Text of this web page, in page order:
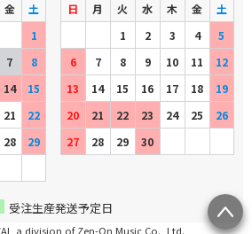
金
土
1
7
8
14
15
21
22
28
29
日 月 火 水 木 金
土
1
2 3 4
5
6
7 8 9 10 11
12
13
14 15 16 17 18
19
20
21 22 23 24 25
26
27
28 29 30
受注生産発送予定日
a division of Zen-On Music Co., Ltd.